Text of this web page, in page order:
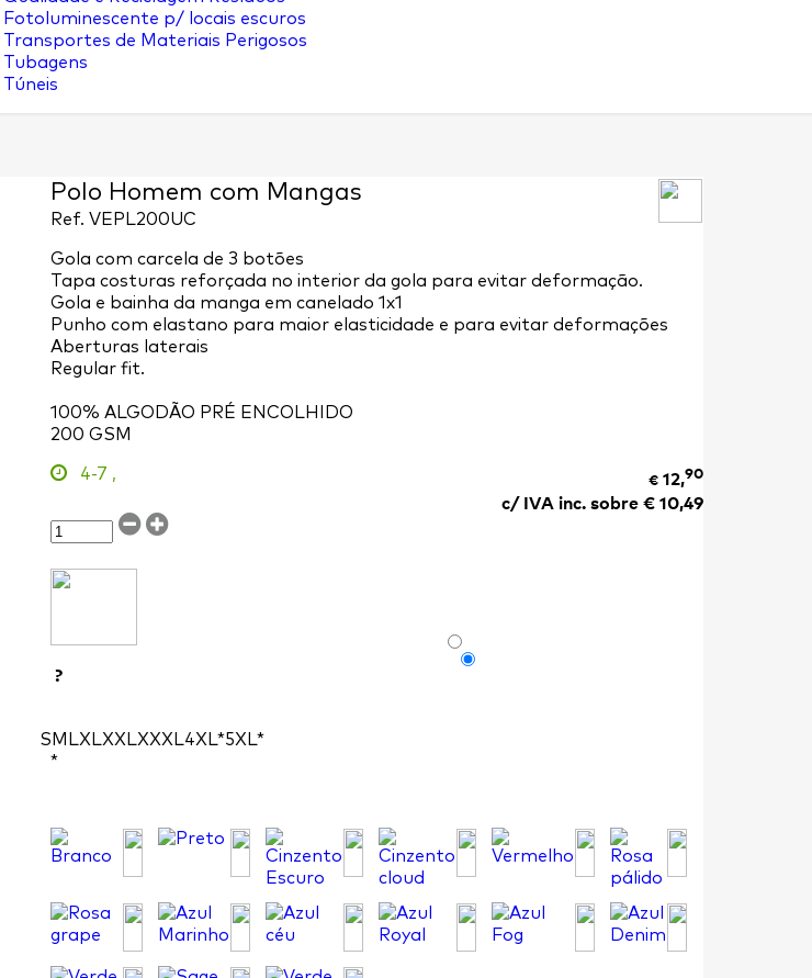
Fotoluminescente p/ locais escuros
Transportes de Materiais Perigosos
Tubagens
Túneis
Polo Homem com Mangas
Ref. VEPL200UC
Gola com carcela de 3 botões
Tapa costuras reforçada no interior da gola para evitar deformação.
Gola e bainha da manga em canelado 1x1
Punho com elastano para maior elasticidade e para evitar deformações
Aberturas laterais
Regular fit.
100% ALGODÃO PRÉ ENCOLHIDO
200 GSM
4-7 , €12,90
c/ IVA inc. sobre €10,49
?
S M LXLXXLXXXL4XL*5XL*
*